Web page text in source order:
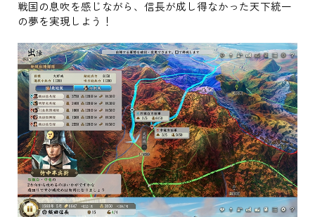
戦国の息吹を感じながら、信長が成し得なかった天下統一
の夢を実現しよう！